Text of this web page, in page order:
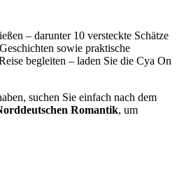
– darunter 10 versteckte Schätze
sowie praktische
begleiten – laden Sie die Cya On
suchen Sie einfach nach dem
Romantik, um